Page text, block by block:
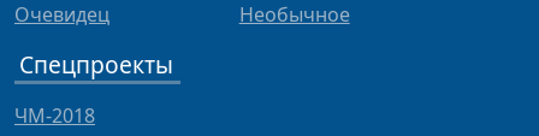
Очевидец
Необычное
Спецпроекты
ЧМ-2018